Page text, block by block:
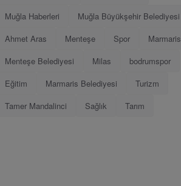
Muğla Haberleri
Muğla Büyükşehir Belediyesi
Ahmet Aras
Menteşe Spor
Marmaris
Menteşe Belediyesi
Milas
bodrumspor
Eğitim
Marmaris Belediyesi
Turizm
Tamer Mandalinci
Sağlık Tarım